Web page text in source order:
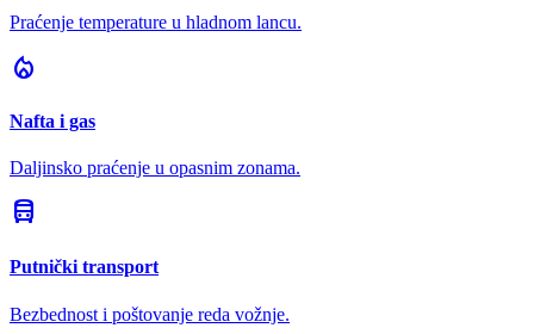
Praćenje temperature u hladnom lancu.
local_fire_department
Nafta i gas
Daljinsko praćenje u opasnim zonama.
directions_bus
Putnički transport
Bezbednost i poštovanje reda vožnje.